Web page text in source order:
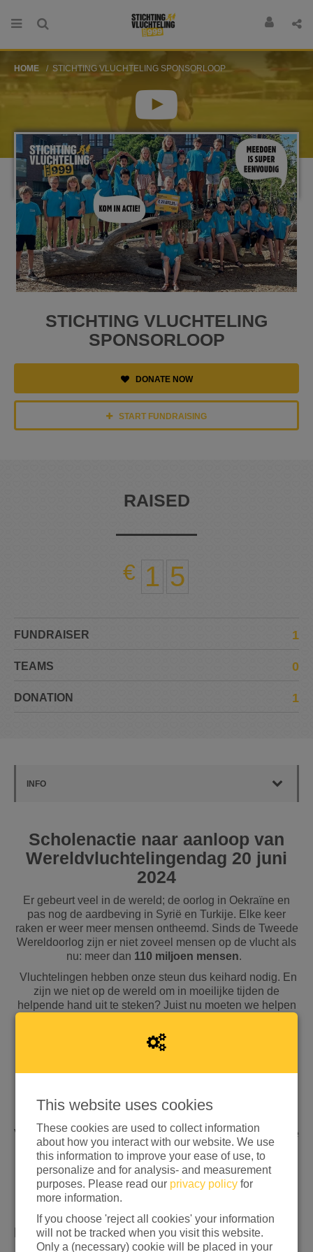
HOME STICHTING VLUCHTELING SPONSORLOOP
STICHTING VLUCHTELING
SPONSORLOOP
DONATE NOW
START FUNDRAISING
RAISED
1 5
1
FUNDRAISER
0
TEAMS
1
DONATION
INFO
Scholenactie naar aanloop van
Wereldvluchtelingendag 20 juni
2024
Er gebeurt veel in de wereld; de oorlog in Oekraïne en
pas nog de aardbeving in Syrië en Turkije. Elke keer
raken er weer meer mensen ontheemd. Sinds de Tweede
Wereldoorlog zijn er niet zoveel mensen op de vlucht als
nu: meer dan 110 miljoen mensen.
Vluchtelingen hebben onze steun dus keihard nodig. En
zijn we niet op de wereld om in moeilijke tijden de
helpende hand uit te steken? Juist nu moeten we helpen
vluchtelingencrises wereldwijd.
Doe daarom nu mee met de scholenactie naar aanloop
Doe mee!
Vanaf september kunnen scholen zich inschrijven voor de
scholenactie naar aanloop van
Wereldvluchtelingendagdonderdag 20 juni 2024!
Meedoen op een ander moment? Dat kan! Tijdens je
aanmelding kan je aangeven wanneer jullie school in
actie komt voor mensen op de vlucht wereldwijd.
Hoe werkt het?
This website uses cookies
These cookies are used to collect information
about how you interact with our website. We use
this information to improve your ease of use, to
personalize and for analysis- and measurement
purposes. Please read our privacy policy for
more information.
If you choose 'reject all cookies' your information
will not be tracked when you visit this website.
Only a (necessary) cookie will be placed in your